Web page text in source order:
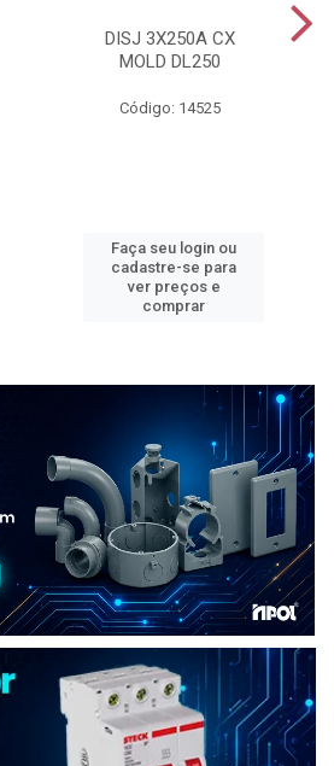
DISJ 3X250A CX
MOLD DL250
Código: 14525
Faça seu login ou
cadastre-se para
ver preços e
comprar